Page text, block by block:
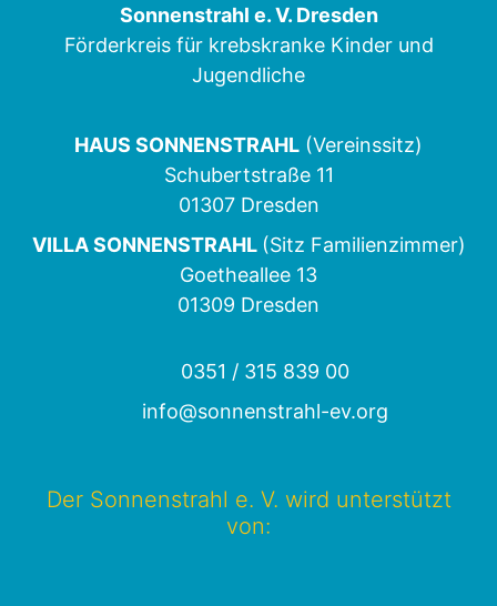
Sonnenstrahl e. V. Dresden
Förderkreis für krebskranke Kinder und
Jugendliche
HAUS SONNENSTRAHL (Vereinssitz)
Schubertstraße 11
01307 Dresden
VILLA SONNENSTRAHL (Sitz Familienzimmer)
Goetheallee 13
01309 Dresden
0351 / 315 839 00
info@sonnenstrahl-ev.org
Der Sonnenstrahl e. V. wird unterstützt
von: